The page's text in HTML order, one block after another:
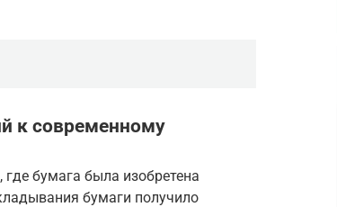
к современному
бумага была изобретена
бумаги получило